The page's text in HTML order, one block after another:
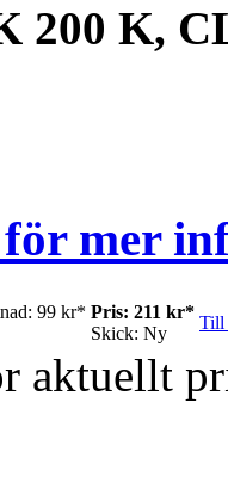
200 K,
mer
99 kr* Pris: 211 kr*
Skick: Ny
Till
aktuellt